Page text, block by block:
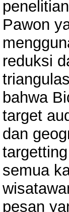
Pawon
reduksi
bahwa
target
dan
semua
pesan